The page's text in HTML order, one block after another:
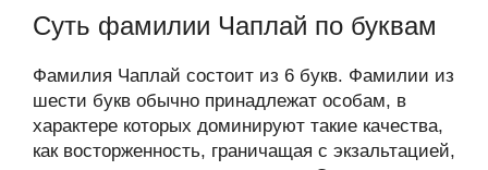
Суть фамилии Чаплай по буквам
Фамилия Чаплай состоит из 6 букв. Фамилии из
шести букв обычно принадлежат особам, в
характере которых доминируют такие качества,
как восторженность, граничащая с экзальтацией,